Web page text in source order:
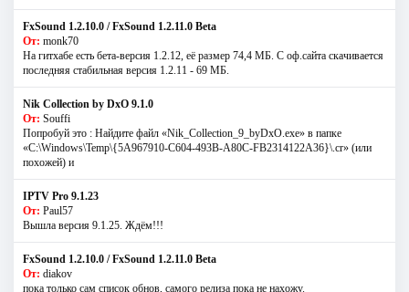
FxSound 1.2.10.0 / FxSound 1.2.11.0 Beta
От: monk70
На гитхабе есть бета-версия 1.2.12, её размер 74,4 МБ. С оф.сайта скачивается
последняя стабильная версия 1.2.11 - 69 МБ.
Nik Collection by DxO 9.1.0
От: Souffi
Попробуй это : Найдите файл «Nik_Collection_9_byDxO.exe» в папке
«C:\Windows\Temp\{5A967910-C604-493B-A80C-FB2314122A36}\.cr» (или
похожей) и
IPTV Pro 9.1.23
От: Paul57
Вышла версия 9.1.25. Ждём!!!
FxSound 1.2.10.0 / FxSound 1.2.11.0 Beta
От: diakov
пока только сам список обнов, самого релиза пока не нахожу.